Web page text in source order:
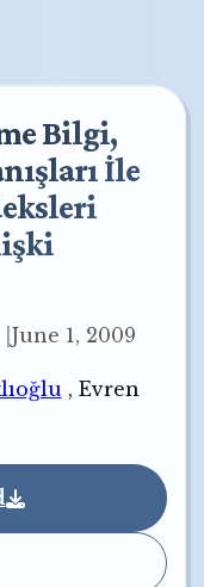
Bilgi,
İle
June 1, 2009
, Evren